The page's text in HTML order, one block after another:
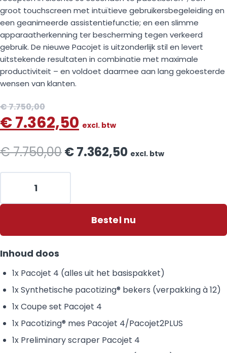
€7.750,00€7.362,50 excl. btw
€7.750,00
€7.362,50 excl. btw
groot touchscreen met intuïtieve gebruikersbegeleiding en
een geanimeerde assistentiefunctie; en een slimme
apparaatherkenning ter bescherming tegen verkeerd
gebruik. De nieuwe Pacojet is uitzonderlijk stil en levert
uitstekende resultaten in combinatie met maximale
productiviteit – en voldoet daarmee aan lang gekoesterde
wensen van klanten.
Bestel nu
Inhoud doos
1x Pacojet 4 (alles uit het basispakket)
1x Synthetische pacotizing® bekers (verpakking à 12)
1x Coupe set Pacojet 4
1x Pacotizing® mes Pacojet 4/Pacojet2PLUS
1x Preliminary scraper Pacojet 4